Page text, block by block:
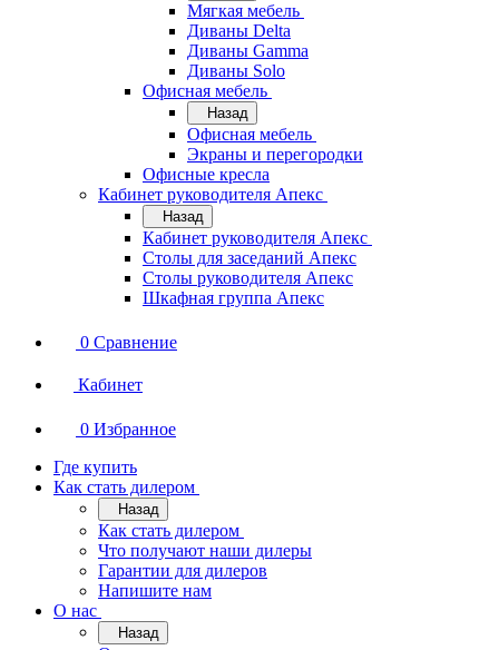
Мягкая мебель
Диваны Delta
Диваны Gamma
Диваны Solo
Офисная мебель
Назад
Офисная мебель
Экраны и перегородки
Офисные кресла
Кабинет руководителя Апекс
Назад
Кабинет руководителя Апекс
Столы для заседаний Апекс
Столы руководителя Апекс
Шкафная группа Апекс
0 Сравнение
Кабинет
0 Избранное
Где купить
Как стать дилером
Назад
Как стать дилером
Что получают наши дилеры
Гарантии для дилеров
Напишите нам
О нас
Назад